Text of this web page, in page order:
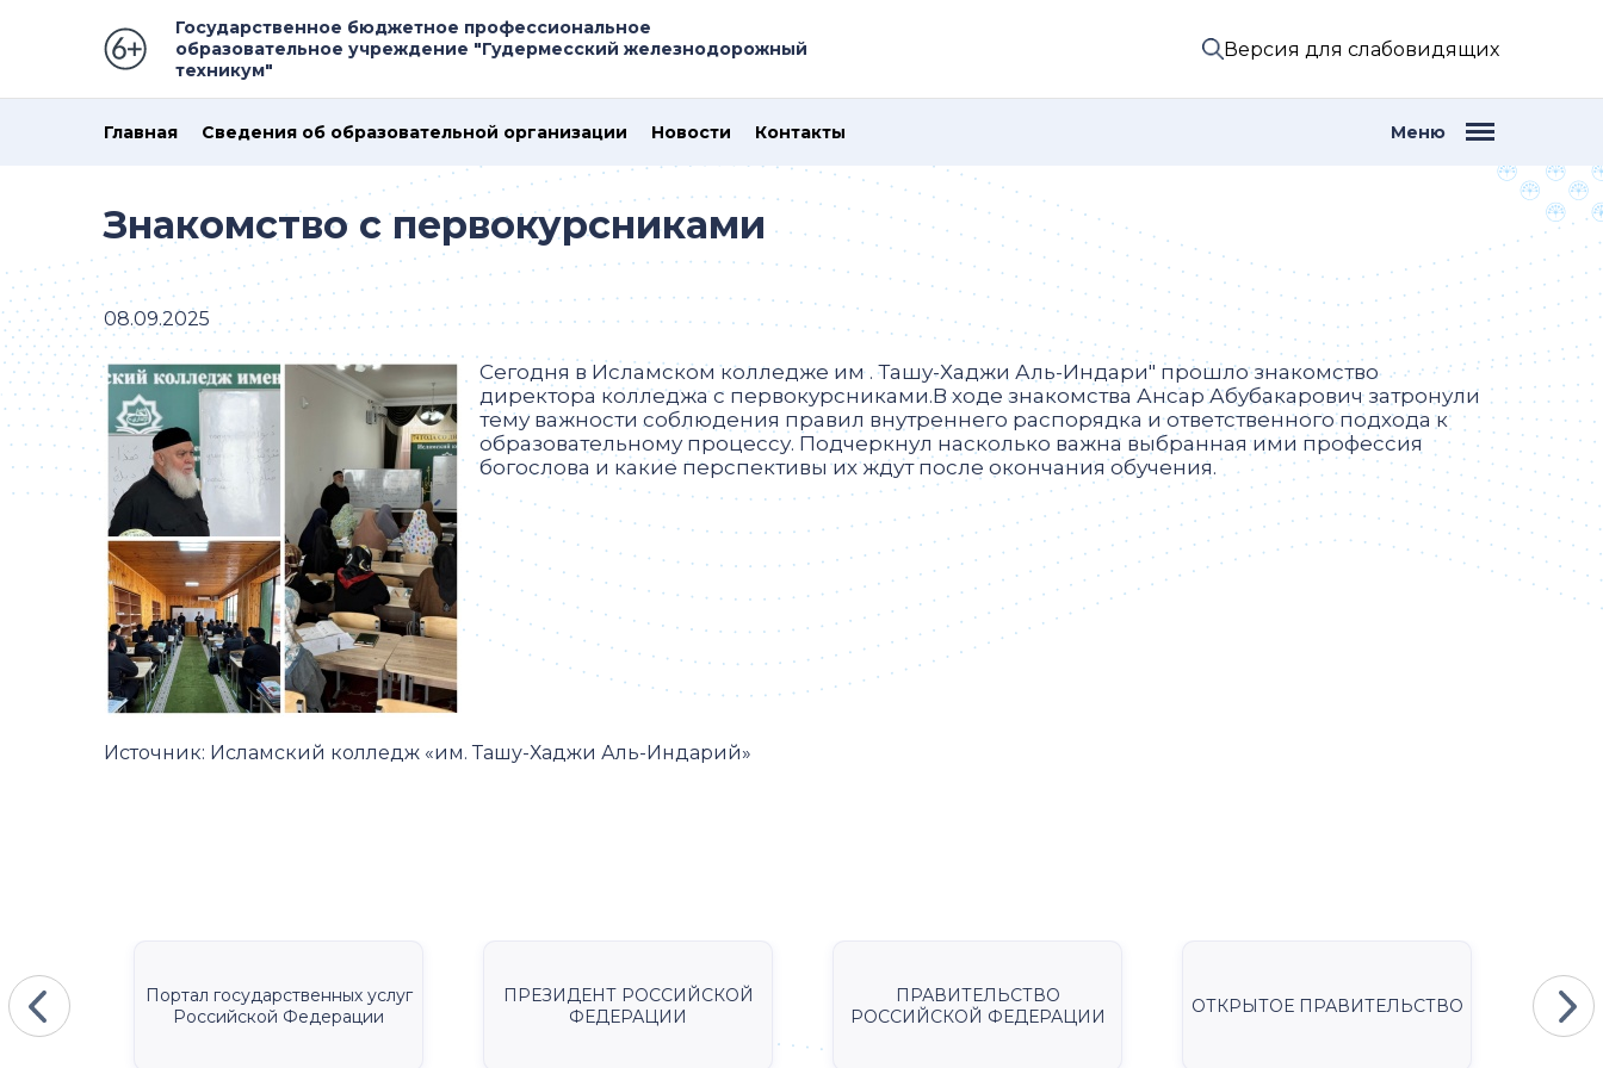
Государственное бюджетное профессиональное
образовательное учреждение "Гудермесский железнодорожный
техникум"
Версия для слабовидящих
Главная Сведения об образовательной организации Новости Контакты Меню
Знакомство с первокурсниками
08.09.2025
Сегодня в Исламском колледже им . Ташу-Хаджи Аль-Индари" прошло знакомство
директора колледжа с первокурсниками.В ходе знакомства Ансар Абубакарович затронули
тему важности соблюдения правил внутреннего распорядка и ответственного подхода к
образовательному процессу. Подчеркнул насколько важна выбранная ими профессия
богослова и какие перспективы их ждут после окончания обучения.
Источник: Исламский колледж «им. Ташу-Хаджи Аль-Индарий»
Портал государственных услуг
Российской Федерации
ПРЕЗИДЕНТ РОССИЙСКОЙ
ФЕДЕРАЦИИ
ПРАВИТЕЛЬСТВО
РОССИЙСКОЙ ФЕДЕРАЦИИ
ОТКРЫТОЕ ПРАВИТЕЛЬСТВО